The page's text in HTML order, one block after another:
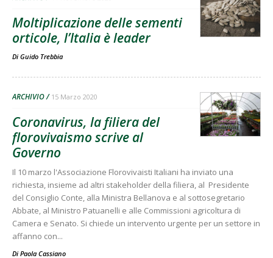
Moltiplicazione delle sementi
orticole, l’Italia è leader
Di Guido Trebbia
ARCHIVIO 15 Marzo 2020
Coronavirus, la filiera del
florovivaismo scrive al
Governo
Il 10 marzo l'Associazione Florovivaisti Italiani ha inviato una
richiesta, insieme ad altri stakeholder della filiera, al Presidente
del Consiglio Conte, alla Ministra Bellanova e al sottosegretario
Abbate, al Ministro Patuanelli e alle Commissioni agricoltura di
Camera e Senato. Si chiede un intervento urgente per un settore in
affanno con...
Di Paola Cassiano